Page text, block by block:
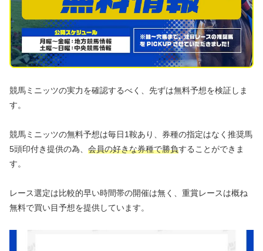
競馬ミニッツの実力を確認するべく、先ずは無料予想を検証しま
す。
競馬ミニッツの無料予想は毎日1鞍あり、券種の指定はなく推奨馬
5頭印付き提供の為、 会員の好きな券種で勝負することができま
す。
レース選定は比較的早い時間帯の開催は無く、重賞レースは概ね
無料で買い目予想を提供しています。